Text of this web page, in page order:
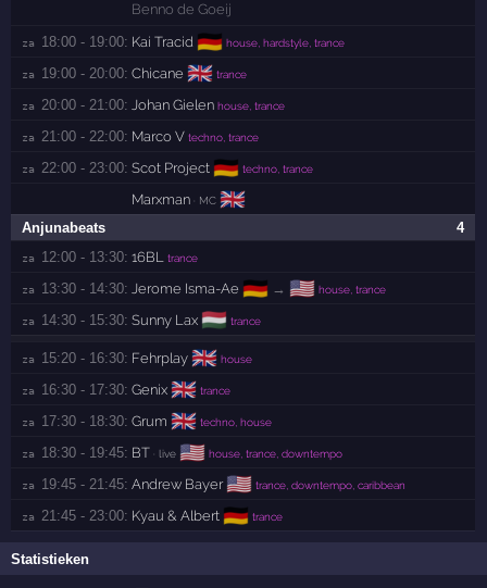
Benno de Goeij
za 18:00 - 19:00: Kai Tracid 🇩🇪 house, hardstyle, trance
za 19:00 - 20:00: Chicane 🇬🇧 trance
za 20:00 - 21:00: Johan Gielen house, trance
za 21:00 - 22:00: Marco V techno, trance
za 22:00 - 23:00: Scot Project 🇩🇪 techno, trance
Marxman · MC 🇬🇧
4
Anjunabeats
za 12:00 - 13:30: 16BL trance
za 13:30 - 14:30: Jerome Isma-Ae 🇩🇪 → 🇺🇸 house, trance
za 14:30 - 15:30: Sunny Lax 🇭🇺 trance
za 15:20 - 16:30: Fehrplay 🇬🇧 house
za 16:30 - 17:30: Genix 🇬🇧 trance
za 17:30 - 18:30: Grum 🇬🇧 techno, house
za 18:30 - 19:45: BT · live 🇺🇸 house, trance, downtempo
za 19:45 - 21:45: Andrew Bayer 🇺🇸 trance, downtempo, caribbean
za 21:45 - 23:00: Kyau & Albert 🇩🇪 trance
Statistieken